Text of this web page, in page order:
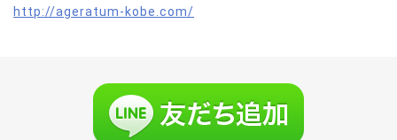
http://ageratum-kobe.com/